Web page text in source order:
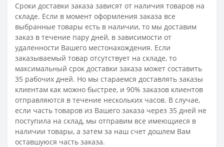
Сроки доставки заказа зависят от наличия товаров на
складе. Если в момент оформления заказа все
выбранные товары есть в наличии, то мы доставим
заказ в течение пару дней, в зависимости от
удаленности Вашего местонахождения. Если
заказываемый товар отсутствует на складе, то
максимальный срок доставки заказа может составить
35 рабочих дней. Но мы стараемся доставлять заказы
клиентам как можно быстрее, и 90% заказов клиентов
отправляются в течение нескольких часов. В случае,
если часть товаров из Вашего заказа через 35 дней не
поступила на склад, мы отправим все имеющиеся в
наличии товары, а затем за наш счет дошлем Вам
оставшуюся часть заказа.